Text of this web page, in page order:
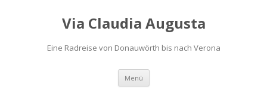
Via Claudia Augusta
Eine Radreise von Donauwörth bis nach Verona
Menü Zum
springen